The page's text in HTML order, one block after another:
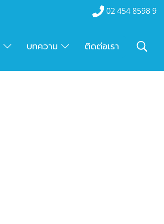
02 454 8598 9
บทความ ติดต่อเรา